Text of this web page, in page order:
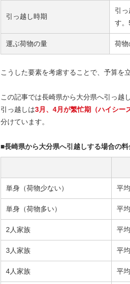
引っ越し時期
引
す。
運ぶ荷物の量 荷物
こうした要素を考慮することで、予算を
この記事では長崎県から大分県へ引っ越
引っ越しは3月、4月が繁忙期（ハイシー
分けています。
■長崎県から大分県へ引越しする場合の
単身（荷物少ない） 平
単身（荷物多い） 平
2人家族 平
3人家族 平
4人家族 平